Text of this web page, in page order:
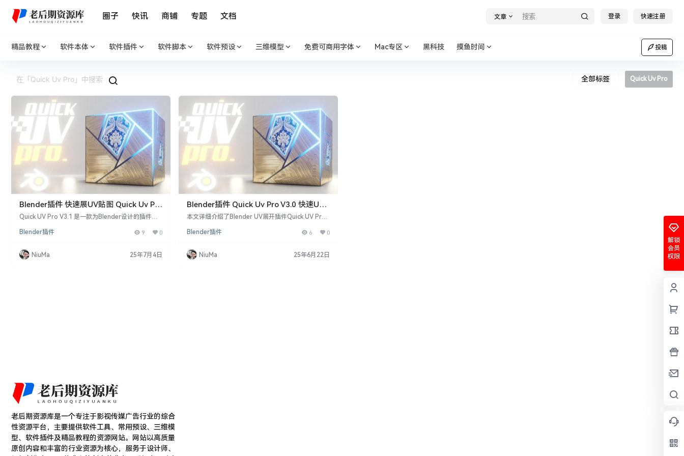
圈子 快讯 商铺 专题 文档 文章 登录 快速注册
精品教程 软件本体 软件插件 软件脚本 软件预设 三维模型 免费可商用字体 Mac专区 黑科技 摸鱼时间 投稿
全部标签 Quick Uv Pro
Blender插件 快速展UV贴图 Quick Uv Pro
V3.1
Quick UV Pro V3.1 是一款为Blender设计的插件，
模还是纹理贴图，这个插件都提供了一系列强大的功
投影方式： Quick UV Pro支持立方体、圆柱体和球
体等多种投影方式，满足不同场景和对象的UV展开需
Blender插件 9 0
NiuMa 25年7月4日
Blender插件 Quick Uv Pro V3.0 快速UV
展贴图材质
本文详细介绍了Blender UV展开插件Quick UV Pro
户快速上手UV展开工作,大幅提高模型贴图的效率。
ender的UV展开辅助插件,提供多种快速自动展开方
式,可以极大简化UV展开工作。 Quick UV Pro安装方
Blender插件 6 0
NiuMa 25年6月22日
解锁
会员
权限
老后期资源库是一个专注于影视传媒广告行业的综合
性资源平台，主要提供软件工具、常用预设、三维模
型、软件插件及精品教程的资源网站。网站以高质量
原创内容和丰富的行业资源为核心，服务于设计师、